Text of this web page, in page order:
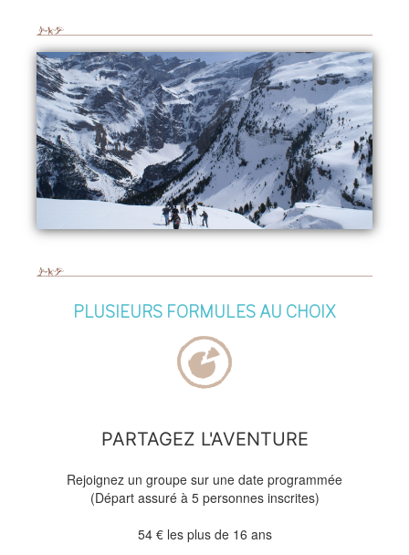
PLUSIEURS FORMULES AU CHOIX
PARTAGEZ L'AVENTURE
Rejoignez un groupe sur une date programmée
(Départ assuré à 5 personnes inscrites)
54 € les plus de 16 ans